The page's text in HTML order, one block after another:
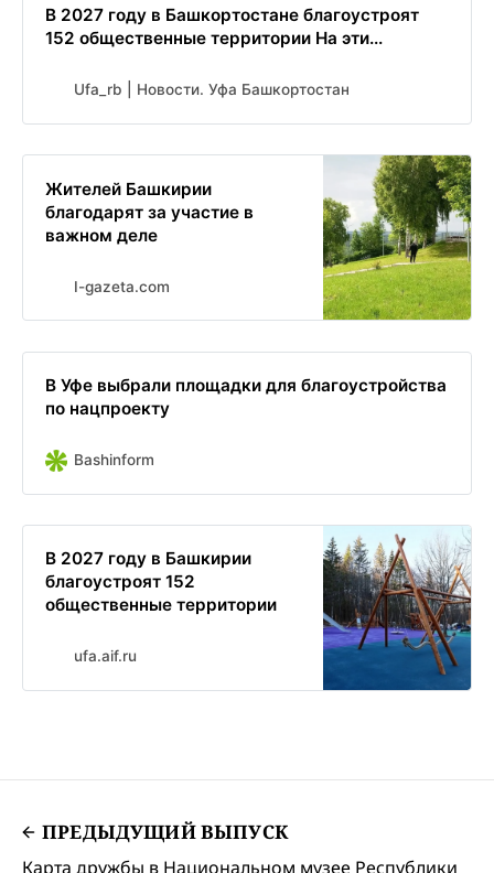
В 2027 году в Башкортостане благоустроят
152 общественные территории На эти...
Ufa_rb | Новости. Уфа Башкортостан
Жителей Башкирии
благодарят за участие в
важном деле
I-gazeta.com
В Уфе выбрали площадки для благоустройства
по нацпроекту
Bashinform
В 2027 году в Башкирии
благоустроят 152
общественные территории
ufa.aif.ru
ПРЕДЫДУЩИЙ ВЫПУСК
Карта дружбы в Национальном музее Республики